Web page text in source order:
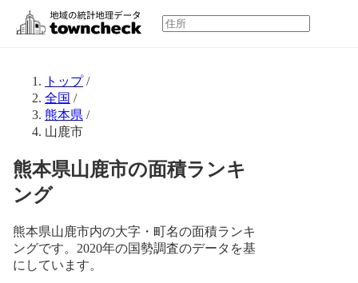
トップ/
全国 /
熊本県 /
山鹿市
熊本県山鹿市の面積ランキ
ング
熊本県山鹿市内の大字・町名の面積ランキ
ングです。2020年の国勢調査のデータを基
にしています。